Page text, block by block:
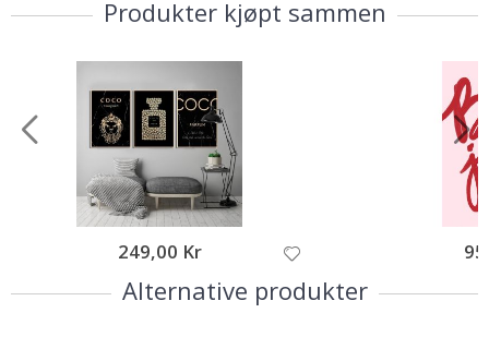
Produkter kjøpt sammen
249,00 Kr
Alternative produkter